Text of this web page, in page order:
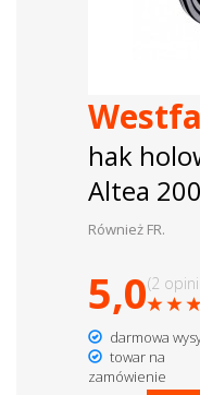
hak
Altea
Również FR.
5,0(2
darmowa
towar na
zamówienie